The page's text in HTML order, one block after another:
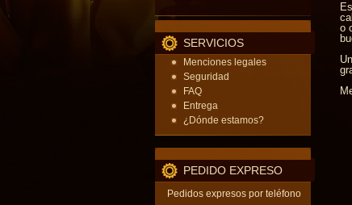
SERVICIOS
Menciones legales
Seguridad
FAQ
Entrega
¿Dónde estamos?
PEDIDO EXPRESO
Pedidos expresos por teléfono
o